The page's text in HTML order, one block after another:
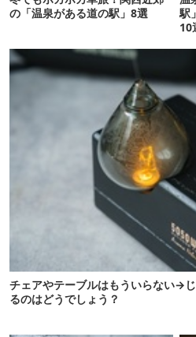
の「温泉がある道の駅」8選
駅
10
チェアやテーブルはもういらない→
るのはどうでしょう？